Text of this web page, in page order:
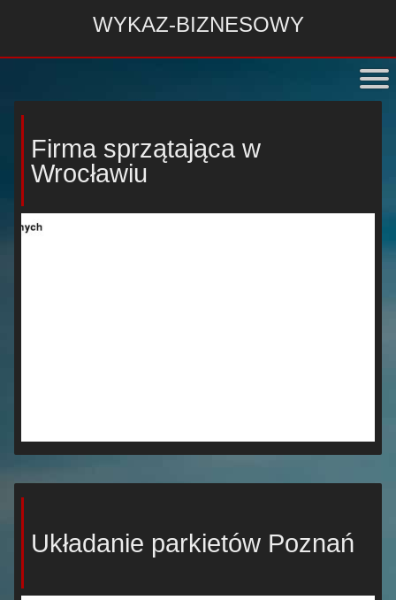
WYKAZ-BIZNESOWY
Firma sprzątająca w
Wrocławiu
Układanie parkietów Poznań